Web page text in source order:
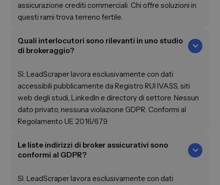
assicurazione crediti commerciali. Chi offre soluzioni in
questi rami trova terreno fertile.
Quali interlocutori sono rilevanti in uno studio
di brokeraggio?
Sì. LeadScraper lavora esclusivamente con dati
accessibili pubblicamente da Registro RUI IVASS, siti
web degli studi, LinkedIn e directory di settore. Nessun
dato privato, nessuna violazione GDPR. Conformi al
Regolamento UE 2016/679.
Le liste indirizzi di broker assicurativi sono
conformi al GDPR?
Sì. LeadScraper lavora esclusivamente con dati